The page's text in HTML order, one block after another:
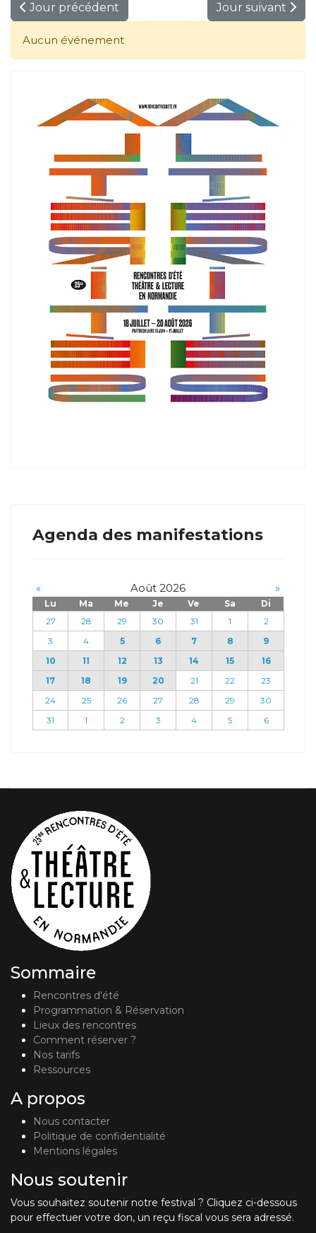
Jour précédent Jour suivant
Aucun événement
Agenda des manifestations
« Août 2026 »
Lu Ma Me Je Ve Sa
Di
27
28 29 30 31 1
2
3
4 5 6 7 8
9
10
11 12 13 14 15
16
17
18 19 20 21 22
23
24
25 26 27 28 29
30
31
1 2 3 4 5 6
Sommaire
Rencontres d'été
Programmation & Réservation
Lieux des rencontres
Comment réserver ?
Nos tarifs
Ressources
A propos
Nous contacter
Politique de confidentialité
Mentions légales
Nous soutenir
Vous souhaitez soutenir notre festival ? Cliquez ci-dessous
pour effectuer votre don, un reçu fiscal vous sera adressé.